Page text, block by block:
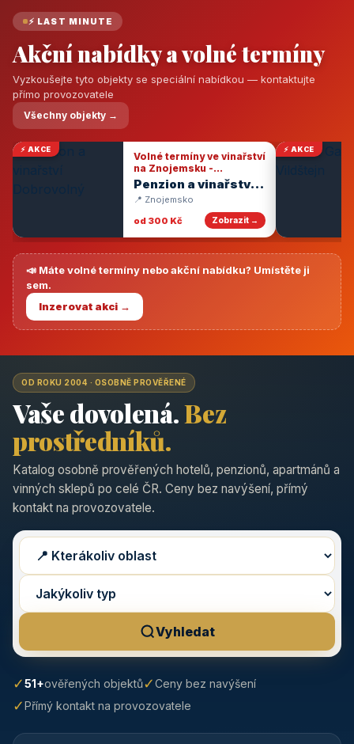
⚡ LAST MINUTE
Akční nabídky a volné termíny
Vyzkoušejte tyto objekty se speciální nabídkou — kontaktujte
přímo provozovatele
Všechny objekty →
⚡ AKCE
Volné termíny ve vinařství
na Znojemsku -
degustace vín
Penzion a vinařství
Dobrovolný
📍 Znojemsko
od 300 Kč
Zobrazit →
⚡ AKCE
📣 Máte volné termíny nebo akční nabídku? Umístěte ji
sem.
Inzerovat akci →
OD ROKU 2004 · OSOBNĚ PROVĚŘENÉ
Vaše dovolená.Bez
prostředníků.
Katalog osobně prověřených hotelů, penzionů, apartmánů a
vinných sklepů po celé ČR. Ceny bez navýšení, přímý
kontakt na provozovatele.
Vyhledat
✓51+ověřených objektů✓Ceny bez navýšení
✓Přímý kontakt na provozovatele